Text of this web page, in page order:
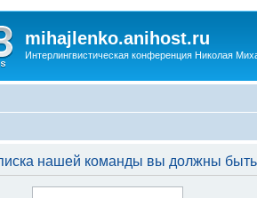
mihajlenko.anihost.ru
Интерлингвистическая конференция Николая
нашей команды вы должны